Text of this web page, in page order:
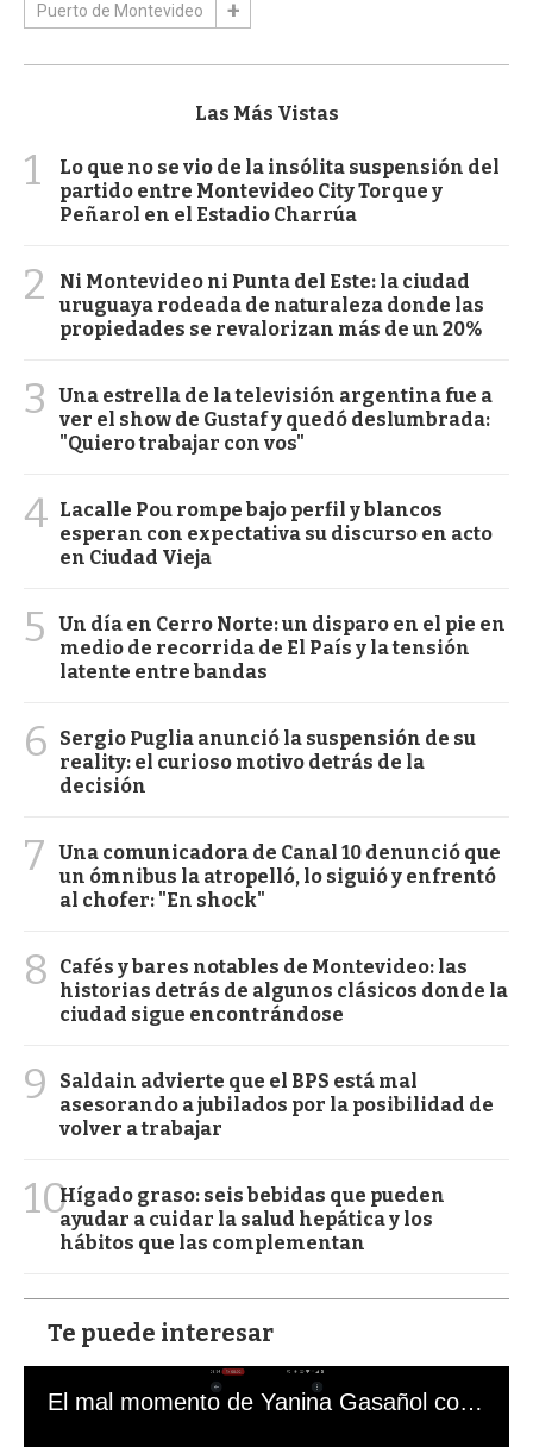
Puerto de Montevideo
Las Más Vistas
1
Lo que no se vio de la insólita suspensión del
partido entre Montevideo City Torque y
Peñarol en el Estadio Charrúa
2
Ni Montevideo ni Punta del Este: la ciudad
uruguaya rodeada de naturaleza donde las
propiedades se revalorizan más de un 20%
3
Una estrella de la televisión argentina fue a
ver el show de Gustaf y quedó deslumbrada:
"Quiero trabajar con vos"
4 Lacalle Pou rompe bajo perfil y blancos
esperan con expectativa su discurso en acto
en Ciudad Vieja
5
Un día en Cerro Norte: un disparo en el pie en
medio de recorrida de El País y la tensión
latente entre bandas
6
Sergio Puglia anunció la suspensión de su
reality: el curioso motivo detrás de la
decisión
7
Una comunicadora de Canal 10 denunció que
un ómnibus la atropelló, lo siguió y enfrentó
al chofer: "En shock"
8
Cafés y bares notables de Montevideo: las
historias detrás de algunos clásicos donde la
ciudad sigue encontrándose
9
Saldain advierte que el BPS está mal
asesorando a jubilados por la posibilidad de
volver a trabajar
10Hígado graso: seis bebidas que pueden
ayudar a cuidar la salud hepática y los
hábitos que las complementan
Te puede interesar
El mal momento de Yanina Gasañol con un hincha argentino en "Subrayado"